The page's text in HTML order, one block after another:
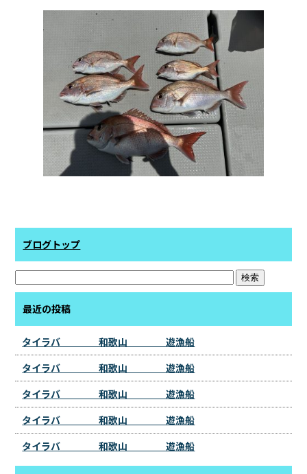
ブログトップ
最近の投稿
タイラバ 和歌山 遊漁船
タイラバ 和歌山 遊漁船
タイラバ 和歌山 遊漁船
タイラバ 和歌山 遊漁船
タイラバ 和歌山 遊漁船